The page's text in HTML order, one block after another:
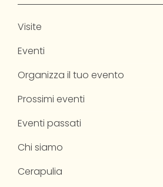
Visite
Eventi
Organizza il tuo evento
Prossimi eventi
Eventi passati
Chi siamo
Cerapulia